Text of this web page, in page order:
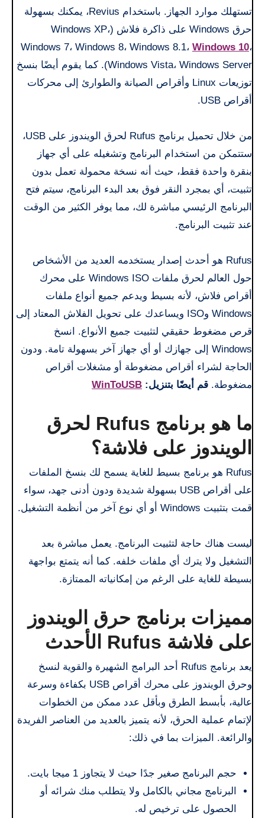
تستهلك موارد الجهاز. باستخدام Revius، يمكنك بسهولة
حرق Windows على ذاكرة فلاش (Windows XP،
Windows 7، Windows 8، Windows 8.1، Windows 10،
Windows Vista، Windows Server). كما يقوم أيضًا بنسخ
توزيعات Linux وأقراص الصيانة والطوارئ إلى محركات
أقراص USB.
من خلال تحميل برنامج Rufus لحرق الويندوز على USB،
ستتمكن من استخدام البرنامج وتشغيله على أي جهاز
بنقرة واحدة فقط، حيث أنه نسخة محمولة تعمل بدون
تثبيت، أي بمجرد النقر فوق بعد البدء البرنامج، سيتم فتح
البرنامج الرئيسي مباشرة لك، مما يوفر الكثير من الوقت
عند تثبيت البرنامج.
Rufus هو أحدث إصدار يستخدمه العديد من الأشخاص
حول العالم لحرق ملفات Windows ISO على محرك
أقراص فلاش، لأنه بسيط ويدعم جميع أنواع ملفات
Windows وISO ويساعدك على تحويل الفلاش المعتاد إلى
قرص مضغوط حقيقي لتثبيت جميع الأنواع. انسخ
Windows إلى جهازك أو أي جهاز آخر بسهولة تامة. ودون
الحاجة لشراء أقراص مضغوطة أو مشغلات أقراص
مضغوطة. قم أيضًا بتنزيل: WinToUSB
ما هو برنامج Rufus لحرق
الويندوز على فلاشة؟
Rufus هو برنامج بسيط للغاية يسمح لك بنسخ الملفات
على أقراص USB بسهولة شديدة ودون أدنى جهد، سواء
قمت بتثبيت Windows أو أي نوع آخر من أنظمة التشغيل.
ليست هناك حاجة لتثبيت البرنامج. يعمل مباشرة بعد
التشغيل ولا يترك أي ملفات خلفه. كما أنه يتمتع بواجهة
بسيطة للغاية على الرغم من إمكانياته الممتازة.
مميزات برنامج حرق الويندوز
على فلاشة Rufus الأحدث
يعد برنامج Rufus أحد البرامج الشهيرة والقوية لنسخ
وحرق الويندوز على محرك أقراص USB بكفاءة وسرعة
عالية، بأبسط الطرق وبأقل عدد ممكن من الخطوات
لإتمام عملية الحرق، لأنه يتميز بالعديد من العناصر الفريدة
والرائعة. الميزات بما في ذلك:
حجم البرنامج صغير جدًا حيث لا يتجاوز 1 ميجا بايت.
البرنامج مجاني بالكامل ولا يتطلب منك شرائه أو
الحصول على ترخيص له.